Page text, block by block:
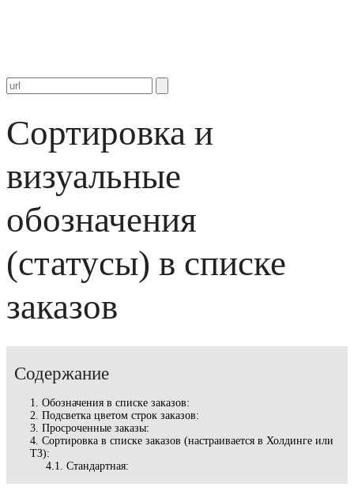
Сортировка и
визуальные
обозначения
(статусы) в списке
заказов
Содержание
Обозначения в списке заказов:
Подсветка цветом строк заказов:
Просроченные заказы:
Сортировка в списке заказов (настраивается в Холдинге или
ТЗ):
Стандартная: